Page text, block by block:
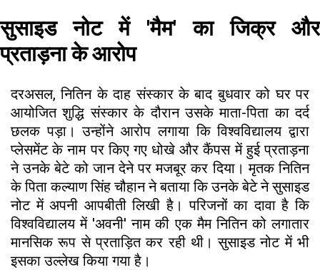
सुसाइड नोट में 'मैम' का जिक्र और
प्रताड़ना के आरोप
दरअसल, नितिन के दाह संस्कार के बाद बुधवार को घर पर
आयोजित शुद्धि संस्कार के दौरान उसके माता-पिता का दर्द
छलक पड़ा। उन्होंने आरोप लगाया कि विश्वविद्यालय द्वारा
प्लेसमेंट के नाम पर किए गए धोखे और कैंपस में हुई प्रताड़ना
ने उनके बेटे को जान देने पर मजबूर कर दिया। मृतक नितिन
के पिता कल्याण सिंह चौहान ने बताया कि उनके बेटे ने सुसाइड
नोट में अपनी आपबीती लिखी है। परिजनों का दावा है कि
विश्वविद्यालय में 'अवनी' नाम की एक मैम नितिन को लगातार
मानसिक रूप से प्रताड़ित कर रही थी। सुसाइड नोट में भी
इसका उल्लेख किया गया है।